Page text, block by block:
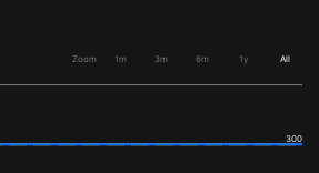
Zoom 1m 3m 6m 1y All
300